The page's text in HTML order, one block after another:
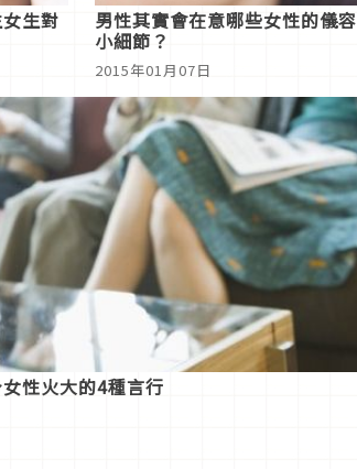
生對 男性其實會在意哪些女性的儀容
小細節？
2015年01月07日
性火大的4種言行